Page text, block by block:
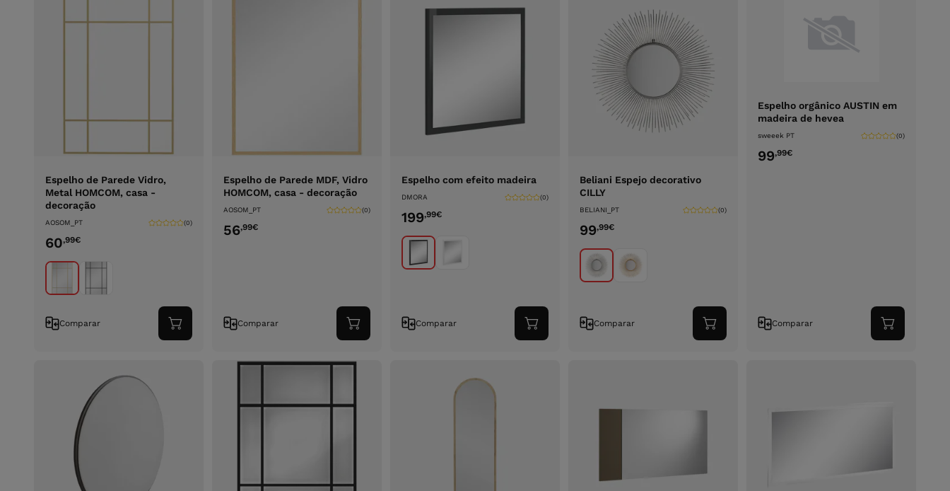
Espelho de Parede Vidro,
Metal HOMCOM, casa -
decoração
AOSOM_PT (0)
60,99€
Comparar
Adicionar
ao
Espelho de Parede MDF, Vidro
HOMCOM, casa - decoração
AOSOM_PT (0)
56,99€
Comparar
Adicionar
ao
Espelho com efeito madeira
DMORA (0)
199,99€
Comparar
Adicionar
ao
Beliani Espejo decorativo
CILLY
BELIANI_PT (0)
99,99€
Comparar
Adicionar
ao
Espelho orgânico AUSTIN em
madeira de hevea
sweeek PT (0)
99,99€
Comparar
Adicionar
ao